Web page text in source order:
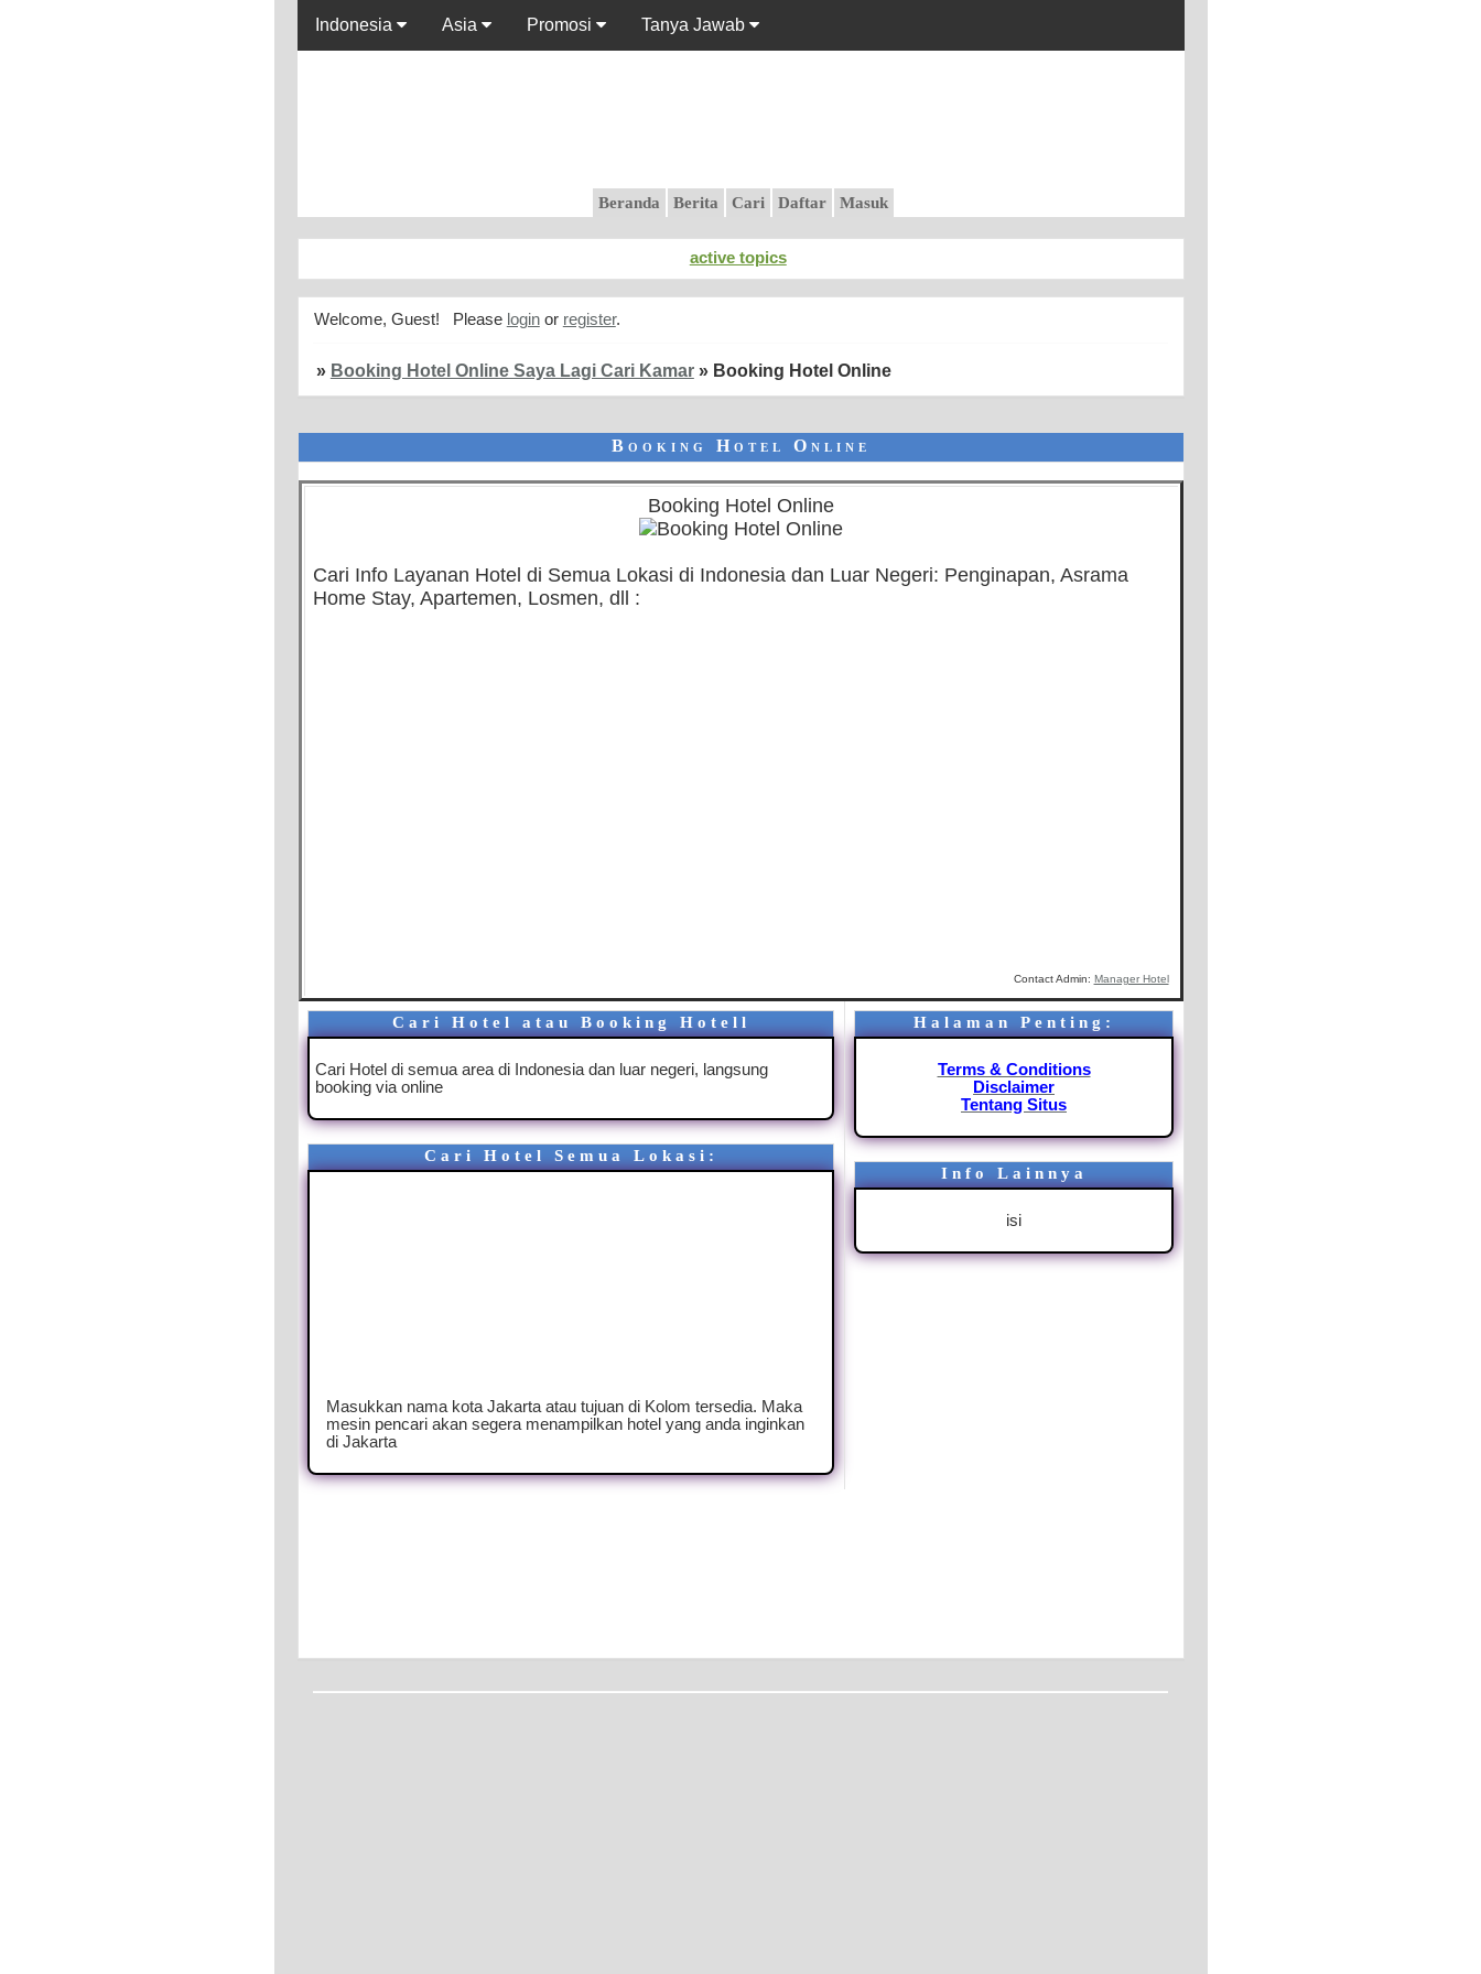
Indonesia Asia Promosi Tanya Jawab
Beranda
active topics
Welcome, Guest! Please loginor register.
» Booking Hotel Online Saya Lagi Cari Kamar » Booking Hotel Online
Booking Hotel Online
Booking Hotel Online
Cari Info Layanan Hotel di Semua Lokasi di Indonesia dan Luar Negeri: Penginapan, Asrama
Home Stay, Apartemen, Losmen, dll :
Contact Admin: Manager Hotel
Cari Hotel atau Booking Hotell
Cari Hotel di semua area di Indonesia dan luar negeri, langsung
booking via online
Cari Hotel Semua Lokasi :
Masukkan nama kota Jakarta atau tujuan di Kolom tersedia. Maka
mesin pencari akan segera menampilkan hotel yang anda inginkan
di Jakarta
Halaman Penting :
Terms & Conditions
Disclaimer
Tentang Situs
Info Lainnya
isi